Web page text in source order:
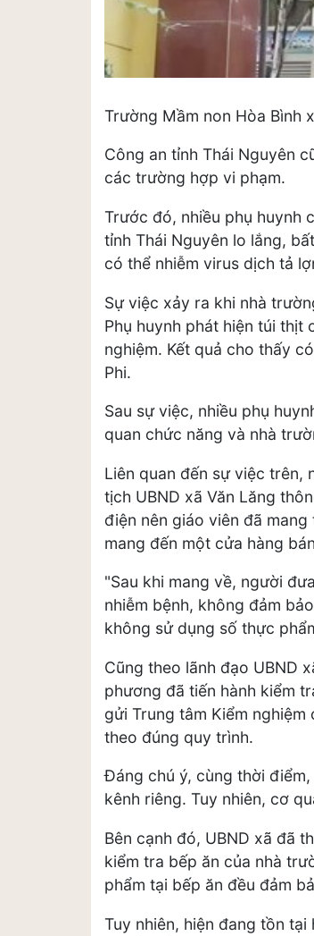
Trường Mầm non Hòa Bình
Công an tỉnh Thái Nguyên
các trường hợp vi phạm.
Trước đó, nhiều phụ huynh
tỉnh Thái Nguyên lo lắng,
có thể nhiễm virus dịch tả
Sự việc xảy ra khi nhà
Phụ huynh phát hiện túi thịt
nghiệm. Kết quả cho thấy
Phi.
Sau sự việc, nhiều phụ
quan chức năng và nhà
Liên quan đến sự việc trên,
tịch UBND xã Văn Lăng
điện nên giáo viên đã
mang đến một cửa hàng
"Sau khi mang về, người
nhiễm bệnh, không đảm
không sử dụng số thực
Cũng theo lãnh đạo UBND
phương đã tiến hành kiểm
gửi Trung tâm Kiểm
theo đúng quy trình.
Đáng chú ý, cùng thời
kênh riêng. Tuy nhiên, cơ
Bên cạnh đó, UBND xã đã
kiểm tra bếp ăn của nhà
phẩm tại bếp ăn đều đảm
Tuy nhiên, hiện đang tồn